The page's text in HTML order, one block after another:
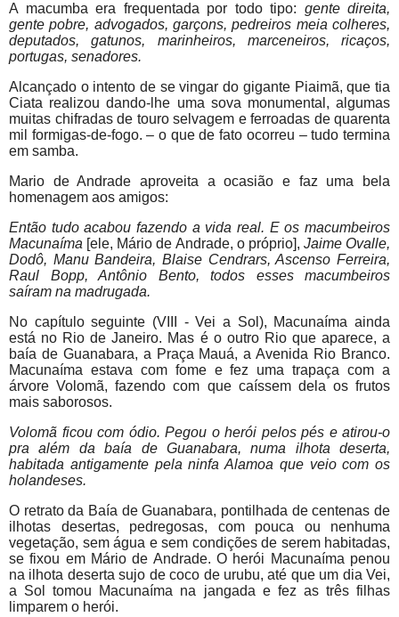
A macumba era frequentada por todo tipo: gente direita,
gente pobre, advogados, garçons, pedreiros meia colheres,
deputados, gatunos, marinheiros, marceneiros, ricaços,
portugas, senadores.
Alcançado o intento de se vingar do gigante Piaimã, que tia
Ciata realizou dando-lhe uma sova monumental, algumas
muitas chifradas de touro selvagem e ferroadas de quarenta
mil formigas-de-fogo. – o que de fato ocorreu – tudo termina
em samba.
Mario de Andrade aproveita a ocasião e faz uma bela
homenagem aos amigos:
Então tudo acabou fazendo a vida real. E os macumbeiros
Macunaíma [ele, Mário de Andrade, o próprio], Jaime Ovalle,
Dodô, Manu Bandeira, Blaise Cendrars, Ascenso Ferreira,
Raul Bopp, Antônio Bento, todos esses macumbeiros
saíram na madrugada.
No capítulo seguinte (VIII - Vei a Sol), Macunaíma ainda
está no Rio de Janeiro. Mas é o outro Rio que aparece, a
baía de Guanabara, a Praça Mauá, a Avenida Rio Branco.
Macunaíma estava com fome e fez uma trapaça com a
árvore Volomã, fazendo com que caíssem dela os frutos
mais saborosos.
Volomã ficou com ódio. Pegou o herói pelos pés e atirou-o
pra além da baía de Guanabara, numa ilhota deserta,
habitada antigamente pela ninfa Alamoa que veio com os
holandeses.
O retrato da Baía de Guanabara, pontilhada de centenas de
ilhotas desertas, pedregosas, com pouca ou nenhuma
vegetação, sem água e sem condições de serem habitadas,
se fixou em Mário de Andrade. O herói Macunaíma penou
na ilhota deserta sujo de coco de urubu, até que um dia Vei,
a Sol tomou Macunaíma na jangada e fez as três filhas
limparem o herói.